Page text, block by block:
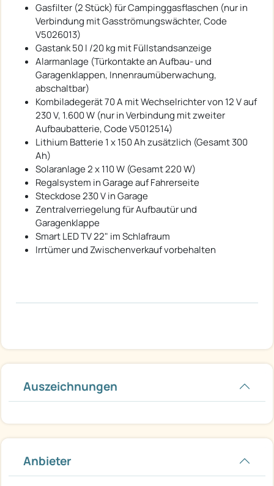
Gasfilter (2 Stück) für Campinggasflaschen (nur in
Verbindung mit Gasströmungswächter, Code
V5026013)
Gastank 50 l /20 kg mit Füllstandsanzeige
Alarmanlage (Türkontakte an Aufbau- und
Garagenklappen, Innenraumüberwachung,
abschaltbar)
Kombiladegerät 70 A mit Wechselrichter von 12 V auf
230 V, 1.600 W (nur in Verbindung mit zweiter
Aufbaubatterie, Code V5012514)
Lithium Batterie 1 x 150 Ah zusätzlich (Gesamt 300
Ah)
Solaranlage 2 x 110 W (Gesamt 220 W)
Regalsystem in Garage auf Fahrerseite
Steckdose 230 V in Garage
Zentralverriegelung für Aufbautür und
Garagenklappe
Smart LED TV 22" im Schlafraum
Irrtümer und Zwischenverkauf vorbehalten
Auszeichnungen
Anbieter